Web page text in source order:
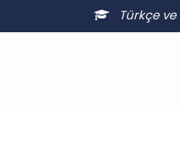
Türkçe